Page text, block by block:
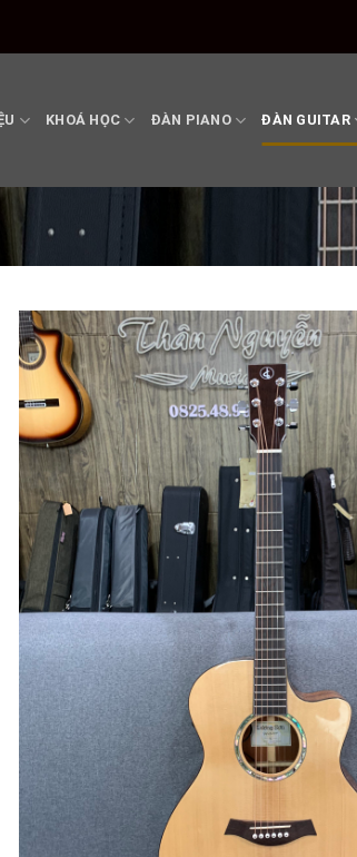
KHOÁ HỌC ĐÀN PIANO ĐÀN GUITAR